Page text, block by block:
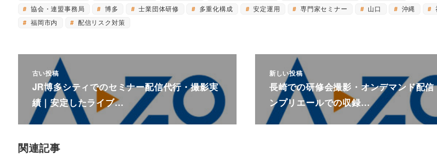
協会・連盟事務局
博多 士業団体研修 多重化構成 安定運用 専門家セミナー 山口 沖縄
福岡市内
配信リスク対策
古い投稿
JR博多シティでのセミナー配信代行・撮影実
績｜安定したライブ…
新しい投稿
長崎での研修会撮影・オンデマンド配信
ンプリエールでの収録…
関連記事